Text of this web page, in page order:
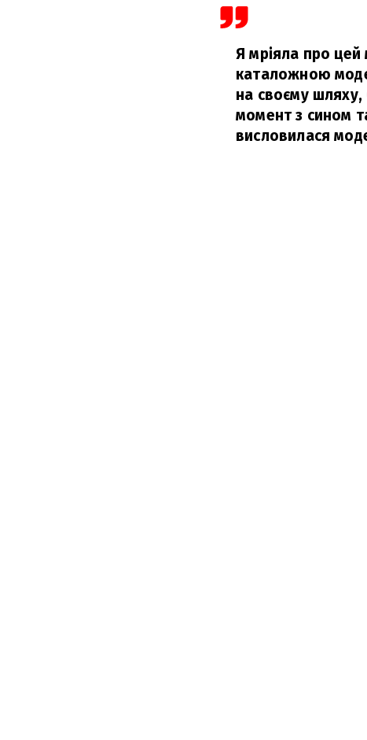
Я мріяла про цей
каталожною
на своєму шляху,
момент з сином
висловилася